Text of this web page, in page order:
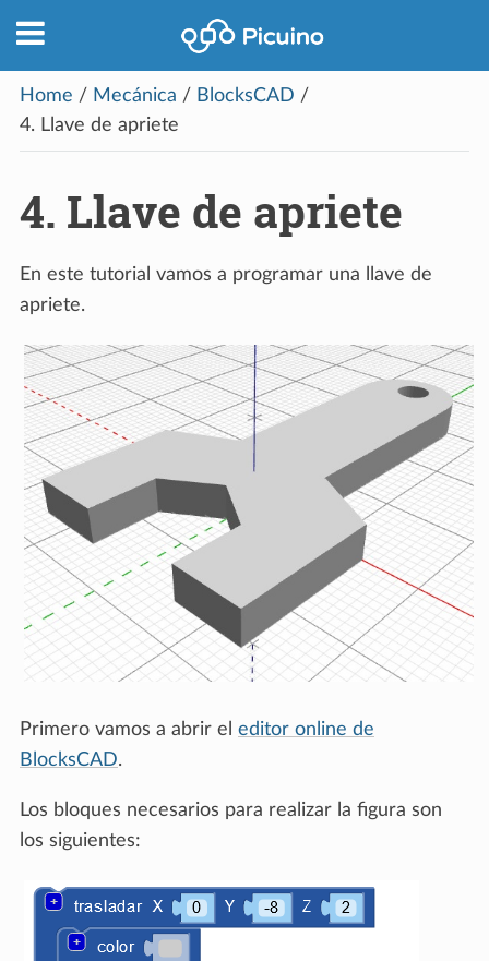
Home / Mecánica / BlocksCAD /
4. Llave de apriete
4. Llave de apriete
En este tutorial vamos a programar una llave de
apriete.
Primero vamos a abrir el editor online de
BlocksCAD.
Los bloques necesarios para realizar la figura son
los siguientes: